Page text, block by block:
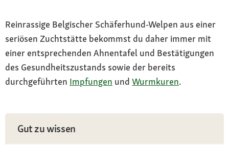
Reinrassige Belgischer Schäferhund-Welpen aus einer
seriösen Zuchtstätte bekommst du daher immer mit
einer entsprechenden Ahnentafel und Bestätigungen
des Gesundheitszustands sowie der bereits
durchgeführten Impfungen und Wurmkuren.
Gut zu wissen